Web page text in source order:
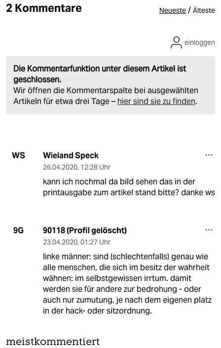
2 Kommentare Neueste / Älteste
Die Kommentarfunktion unter diesem Artikel ist
geschlossen.
Wir öffnen die Kommentarspalte bei ausgewählten
Artikeln für etwa drei Tage – hier sind sie zu finden.
einloggen
WS Wieland Speck
26.04.2020, 12:28 Uhr
kann ich nochmal da bild sehen das in der
printausgabe zum artikel stand bitte? danke ws
9G 90118 (Profil gelöscht)
23.04.2020, 01:27 Uhr
linke männer: sind (schlechtenfalls) genau wie
alle menschen, die sich im besitz der wahrheit
wähnen: im selbstgewissen irrtum. damit
werden sie für andere zur bedrohung - oder
auch nur zumutung, je nach dem eigenen platz
in der hack- oder sitzordnung.
meistkommentiert